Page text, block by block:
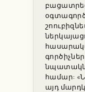
համար:
այդ